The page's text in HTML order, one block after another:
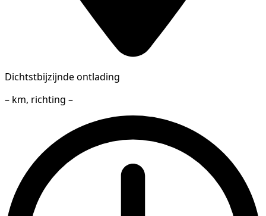
Dichtstbijzijnde ontlading
– km, richting –